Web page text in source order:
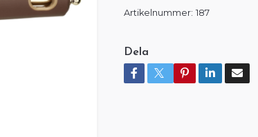
Artikelnummer: 187
Dela